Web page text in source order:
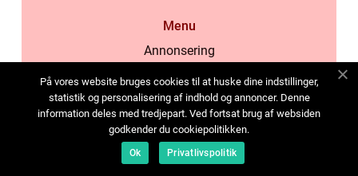
Menu
Annonsering
Cookies
Kontakta oss
Sitemap
På vores website bruges cookies til at huske dine indstillinger,
statistik og personalisering af indhold og annoncer. Denne
information deles med tredjepart. Ved fortsat brug af websiden
godkender du cookiepolitikken.
Ok Privatlivspolitik